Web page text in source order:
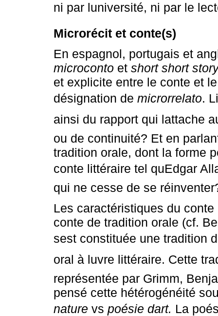
ni par luniversité, ni par le
Microrécit et conte(s)
En espagnol, portugais et
microconto et short short
et explicite entre le conte et
désignation de microrrelato.
ainsi du rapport qui lattache
ou de continuité? Et en
tradition orale, dont la forme
conte littéraire tel quEdgar
qui ne cesse de se
Les caractéristiques du
conte de tradition orale (cf.
sest constituée une tradition
oral à luvre littéraire. Cette
représentée par Grimm,
pensé cette hétérogénéité
nature vs poésie dart. La